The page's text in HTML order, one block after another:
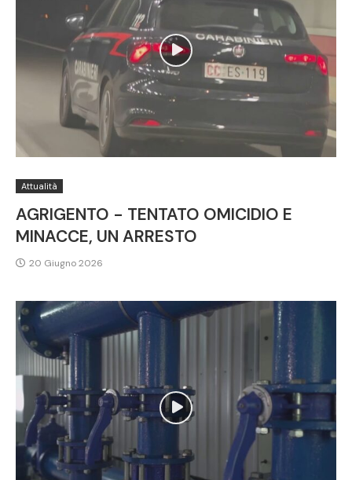
Attualità
AGRIGENTO - TENTATO OMICIDIO E
MINACCE, UN ARRESTO
20 Giugno 2026